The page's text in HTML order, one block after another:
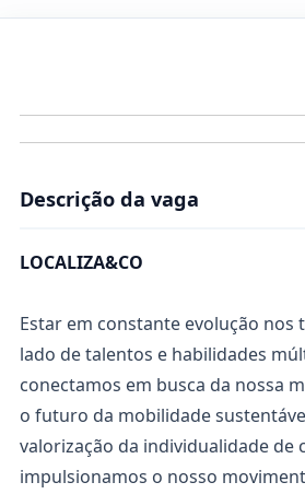
Descrição da vaga
LOCALIZA&CO
Estar em constante evolução nos
lado de talentos e habilidades
conectamos em busca da nossa
o futuro da mobilidade
valorização da individualidade de
impulsionamos o nosso